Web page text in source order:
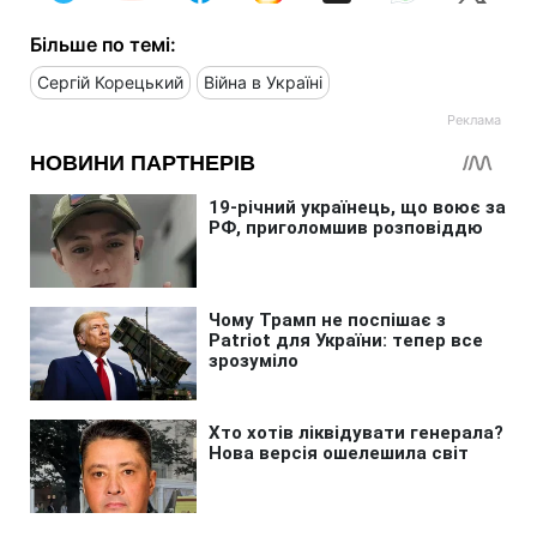
Більше по темі:
Сергій Корецький Війна в Україні